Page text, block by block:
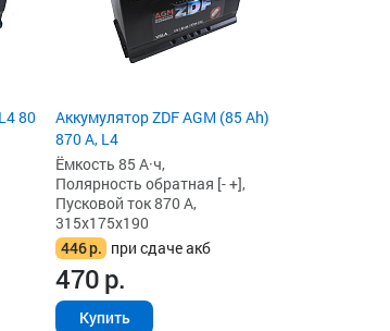
80
Аккумулятор ZDF AGM (85 Ah)
870 А, L4
Ёмкость 85 А·ч,
Полярность обратная [- +],
Пусковой ток 870 А,
315x175x190
446р. при сдаче акб
470р.
Купить